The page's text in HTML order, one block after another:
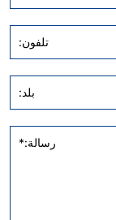
تلفون:
بلد:
رسالة:*